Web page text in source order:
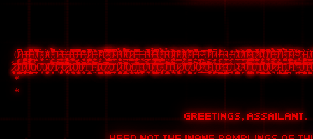
0̷̞̰̇̏͆̀͑͐1̶̛̰̪̜͓̬͍͚̺̽̃0̶̧̧̠̻̞̰̻̻͓̯͇͖̦̬̎͒͊̀̃̌͆̓̑̆͛̂̚̚1̸̜̯̺̩̿̏̀̒̓͛̎̃̈́͒͐͋͝0̴̡̠̬͖̩͔̈́͐̊́ͅ0̴̰́̒͐̍̾͑0̵̼̯̹̂̒̈̾͆̄́̀̉̉́͆͗̍͝0̷͙̰̯̠͘͜͝ ̶̮̘̯͙͓̈́̆̎͑̈́͗͜0̶̢͖̟̻͍̗̤͉͕̟̹͉͐̈́1̵̢̯͉̦̱̜̜̭̠͙͚͇̗͈̀̿̆̔̋̊͝ͅ0̶̝̞̋͊̿̚̕1̶͔͉̤̞̏̋̾͌̆̈̑̕ͅ0̷̧̠͎̤̗̦͇͍̖̯̻͈̳͔̼̈́̾́͒̀͌͋̐̍̚1̶͕̱̱͍̖̫̗̟̓͋̈́̎͊͘̕0̴̙̥̗̊͌͌͑̔̓̋̾̽̅̓̓̕͘͠1̷̨̍̂́͊͆̌͊͂̕̚͝ ̴̡̨̻̬̹̞̖̳̣͓̜͇̬͆̈́̈́̃̿̓͗͆̋̾͌̓̓̚͜͠0̴̮̦͍̙͇͆̇͋̈́͆̚1̵̧̛̦̝͔̰̘̮̝͉̙̼̀̉̌͐̐̈́͊͂͊̇̑͠ͅ0̵̗̯̪̲̼̒͛̃̎̿̇̓͊̒́̉̉͘͝͠0̷̠͚̳͉̝́̎̈̄̌̓̇͝1̶̨̨̨̥͓̮͎̟͈͍̬̲̘͂̌͊͒̐́́̿͝1̶̢̟͓̰̕1̵̝͇͇͉͒̍͐̑͌̀̐̈́̄̕̚͘̚0̶̧̢̠̭̤̘̤̜̂͐͊̾̉̅͜ ̵̰͚̘̬̳̖͇͛̔̓̌̒͂̂͆͆͑͆̇̌̚0̵̨̨̛̥̭͍̦̗̝̳̭̬͇̜̼͐̓͊̄̒̄̆͋͐̉̓̆̕͝ͅ1̴̘̮̇́͂̎̉̕͘͘͠0̴̢̢̣̪̜̜͈͓̦̀͒͒͋̂̈́̑͊̂̕͝͝0̵̳̬̋͌͒̑̌͠0̵͔͙̦͓̯̩͖̥̊͛́̊͌̑̀͛̐̋̓0̴̪͉̝̙̝̬̗̻̎͒̈́̐̎̈́͌̓́̾̀̂̅̄1̶̛̬͕̯͒̎́̃̃͆̐̀̎̓̇̓͆̚1̴͇͕̭̑̋̂̓͘ ̵̐̎̈̅͐̈͠ͅ0̷̠̖͆̔̒͒̅̌͑͌̒͝1̸̣̖̝̗̗̚0̶͍̤̰̐̾̀̌͒͋͗̐̒̆1̴̨̗̗̰̟̞̦̙̫̲͊̈́0̶͓̠̮͑͗̽̎1̸̮̯͉̖̫̲̗̞̲̱͐͊̈͐̃͑̀͌͂͗̕0̸̛͍̖̲͉̽̄̽̐́͌͂͝͝͝ͅ0̴̧̛̘͈̤̞̺̫̬̬̦͇̽̽̒̅̔̊͑͘̚͝ ̴̢̧̨̧̘̮̟̻̠̬̖͚̪̈́̒͗̀͘͝͝0̷̨̛̛̫̟̞̣̰͇̺̗̹͒̓̎͌̾̚ͅ1̷̧̧̧̛̥̘͕͔̬̾̀̒͛̊̓̏̄̔̿̈0̸̰̣̝̮̰̜̯͚̹̮͂̒͛̈͗̽̅̀̄̚͠ͅ1̶̧̛̘̠̗͇͚̣̬̱́̉̑̀͒̐́̓̽͛́̕͝͠0̸̨͉̞͕̖̟̝̄̄̆̂͒́̂̈́͂́̚̕̚1̴͚͔̺̣̬̉̒̃͐́̀̚͝͠͝0̴̧̡̙̩̳̟̲̭͍̻͖̦͆̊̂͆̆1̴͈̒́͋͑̒̽͊̈́͑͗͠ͅ
̷̧̧̜̠͎̤̰̟͖̤͈̻̠̻̘̾͂̈́̋͠0̸̫̳̭͍̜͕̪̻͇̼̫̂̐̓̎̉̌̎͊͑̎̀̊̕͜1̸̨̨̡̨̩̩̟̦̮̞͍̌͒̋͊̈́̈́͆͑̔̕̚͘͘͜ͅ0̶̨͕̥̹̗̺̫͙̄̀̀̐͐̄̂̊̄̈͋̀̈́́̃͜ͅ0̸̧̮̰̀0̵͎͔̑̆̇͌0̸̡̛̦͎͓̻̲̭̞͔͎̤̠̣̟͐̎͠0̸͍͎̟̖̣̽̅̉̓͋̍̏̿̀̊̑1̸̜͗̋̐̿́̈́͝ ̴̡̬̯̗͕͍͈̎͋̑̋͆̓̕̕͝0̷̢̗̬̙͚̄͋́̅̍̅́̽̕̚̕̕͝͠1̸̢̞̠̮͓̪̞̘͠0̵̢̧̨̧̫͙̜͎͔̫̗̗̙̯̦̌̄̉̇͂̀̊̎͘͘̚͝0̸̧̘̭̄͊̓̀̚͠͝1̵̦͍̭̳͔̒͗̇̾̌̅́̊̉̕͝ͅ1̴̰̎̓͛̿͆̀͒̏͌̌̒1̸̠͇̙͙̲͇̫̰̠̳͎̲͉̒̌̍̐͌̂́́͝ͅ0̸͖̙͕̮͍̿̓̃̍̽̚͘͜ͅ ̸̧̨͍͎̪̠͕̤̯͓̲͍͛͜͝͝0̵̦̗̤̟͓̆1̷̨̜̭̫̘̭̼̺̜̣͓̟̂̏̊̚0̵̨̡̡͓̙̱̜̭̦̳̩͍̗̓̓̊̏̎̏̀̂̓̑̚ͅ0̸̢̫̠̲̻̹͝0̵̢̱͇̪̫̯̪̒̒́̊̓̉̌͐̍͑̚͝͠ͅ1̴̨̡̞͖̬͕̥͚͚͖̦̯̏̎̈͗̑̌̽̕ͅ0̶̠̭̱̘̖͓̆̂̆̀̈́͋0̸̨̢̛͖̻̗̝̱͍̞̟̲̓̏͑̌̐͂̓͜͜͜ͅ ̵̢̯̫̙̜̝̦̄͊̾̌̉̊̍̎͂͂͛́͊͘͝ͅ0̴̧̡̟̯̲̞̹̲̖̥͑̋̀̓̊͌0̶̨͓̣̭̞̳̦̰͕̗͍̜̫͗͆̈̎̓̃͛̈́̌́̾̔͠͝͝1̵̢͖̖̦̯̙͐̌̓̂́̍̅̚0̷̢̙̻̩̖͍̖̥̼̩̹͓̞̹̫̎0̶̛͍͎̲͔̒̂̒̏̒͗͗́̓̓͋̽͠0̸̨̩̝̹̦̟̩̣͖̪̯̾̅̓̓̓̄͐͘̚0̸̡͎̈́̚0̷͕̜͇͍̲͂͂͗̒͂͌̉̐̉͘͜͝ ̸̲̗̓͛͑͆̐͌͛͝͠0̴̥̤̻̹̮̩̬͖̘͚͇̭̻̜̏̏̀̀͊̈́̓́̿̈̇1̵̡͖̪̱̥̫̙̎͋̉͜͝0̷̭̳̱̳̺̙͙̦̤̏̉̎̅̽̇̕͝1̴̡̡̝͖̟͔̬̖͉̺̳͕̓̊̊̃̋͜0̶͈̥̼̉̅̔̎1̷̪̬̗͕̝̜̥̞̳͓̗̭̯̽̌̾ͅ0̴̙̈̒͑̓͑͒̽̇0̶̧̧̨̛̣̪̪͉͎̭̪̯̮͔̒̈́̿͒͐̅̽͊̎̈͋͘͝ ̵̡̨̧̛̙͖͇̤̝̤̻͔̪͕̘͐̆̊0̶͍̱͓͉̙̍̍͐͂͋̈͜͝͝1̵̺̟͍̮̳̻̙̲̟̟̌̈́͗̇͆͗̍́ͅ0̸̥̬̦̹̭̦̣̟̳̘͎̼̑͋͛̋͛͂̌͊0̷͍̘̀̓̈́͛̎̾̒͐̊̈́͂͋͝͝0̴̢̦̪̻̰͒̈́̊̊̔̿͑͐̔͠1̵̡̡̢̳̫͔̝̳̩̑͑̕͜0̴̲̂͋͊̃͗̓̍́͗̇͒̚ͅ1̶̛̬̝̣̌̎́̉͆͋̏̎̃͆̈́̍͘͝
*
*
greetings, assailant.
heed not the inane ramblings of